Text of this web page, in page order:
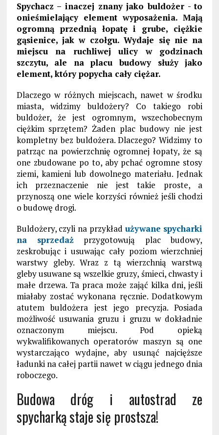
Spychacz – inaczej znany jako buldożer -to
onieśmielający element wyposażenia. Mają
ogromną przednią łopatę i grube, ciężkie
gąsienice, jak w czołgu. Wydaje się nie na
miejscu na ruchliwej ulicy w godzinach
szczytu, ale na placu budowy służy jako
element, który popycha całyciężar.
Dlaczego w różnych miejscach, nawet w środku
miasta, widzimy buldożery? Co takiego robi
buldożer, że jest ogromnym, wszechobecnym
ciężkim sprzętem? Żaden plac budowy nie jest
kompletny bez buldożera. Dlaczego? Widzimyto
patrząc na powierzchnię ogromnej łopaty, że są
one zbudowane po to, aby pchać ogromne stosy
ziemi, kamienilub dowolnego materiału. Jednak
ich przeznaczenie nie jest takie proste, a
przynoszą one wiele korzyści również jeśli chodzi
o budowę drogi.
Buldożery, czyli na przykład używane spycharki
na sprzedaż przygotowują plac budowy,
zeskrobując i usuwając cały poziom wierzchniej
warstwy gleby. Wraz z tą wierzchnią warstwą
glebyusuwane są wszelkie gruzy, śmieci, chwasty i
małe drzewa. Ta praca może zająć kilka dni, jeśli
miałaby zostać wykonana ręcznie. Dodatkowym
atutem buldożera jest jego precyzja. Posiada
możliwość usuwania gruzu i gruzu w dokładnie
oznaczonym miejscu. Pod opieką
wykwalifikowanych operatorów maszyn są one
wystarczająco wydajne, aby usunąć najcięższe
ładunki na całej partii nawet w ciągu jednego dnia
roboczego.
Budowa dróg i autostrad ze
spycharką staje się prostsza!